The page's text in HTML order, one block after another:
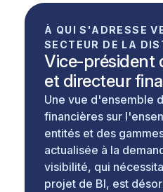
À QUI S'ADRESSE
SECTEUR DE LA
Vice-président
et directeur
Une vue d'ensemble
financières sur
entités et des
actualisée à la
visibilité, qui
projet de BI, est